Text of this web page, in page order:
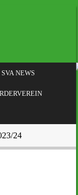
SVA NEWS
24